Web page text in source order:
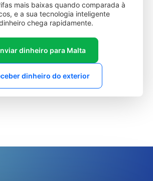
mais baixas quando comparada à
e a sua tecnologia inteligente
chega rapidamente.
dinheiro para Malta
dinheiro do exterior